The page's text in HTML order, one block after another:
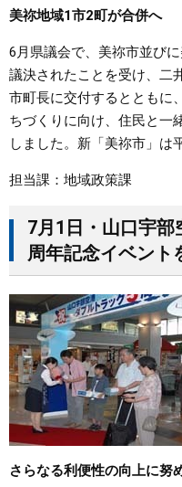
美祢地域1市2町が合併へ
6月県議会で、美祢市並び
議決されたことを受け、二
市町長に交付するとともに
ちづくりに向け、住民と一
しました。新「美祢市」は
担当課：地域政策課
7月1日・山口宇
周年記念イベント
さらなる利便性の向上に努